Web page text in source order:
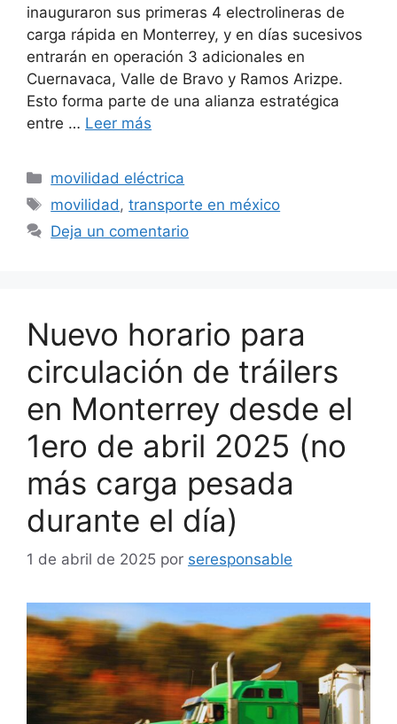
inauguraron sus primeras 4 electrolineras de
carga rápida en Monterrey, y en días sucesivos
entrarán en operación 3 adicionales en
Cuernavaca, Valle de Bravo y Ramos Arizpe.
Esto forma parte de una alianza estratégica
entre … Leer más
Categorías
movilidad eléctrica
Etiquetas
movilidad ,transporte en méxico
Deja un comentario
Nuevo horario para
circulación de tráilers
en Monterrey desde el
1ero de abril 2025 (no
más carga pesada
durante el día)
1 de abril de 2025 por seresponsable